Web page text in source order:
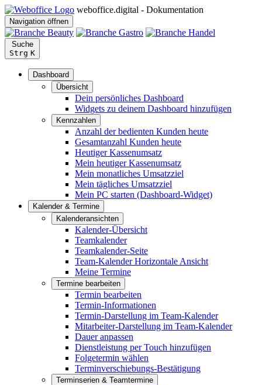
weboffice.digital - Dokumentation
Navigation öffnen
Suche
Strg K
Dashboard
Übersicht
Dein persönliches Dashboard
Widgets zu deinem Dashboard hinzufügen
Kennzahlen
Anzahl der bedienten Kunden heute
Gesamtanzahl Kunden heute
Heutiger Kassenumsatz
Mein heutiger Kassenumsatz
Mein monatliches Umsatzziel
Mein tägliches Umsatzziel
Mein PC starten (Dashboard-Widget)
Kalender & Termine
Kalenderansichten
Kalender-Übersicht
Teamkalender
Teamkalender-Seite
Team-Kalender Horizontale Ansicht
Meine Termine
Termine bearbeiten
Termin bearbeiten
Termin-Informationen
Termin-Darstellung im Team-Kalender
Mitarbeiter-Darstellung im Team-Kalender
Dauer anpassen
Dienstleistung per Touch hinzufügen
Folgetermin wählen
Terminverschiebungs-Bestätigung
Terminserien & Teamtermine